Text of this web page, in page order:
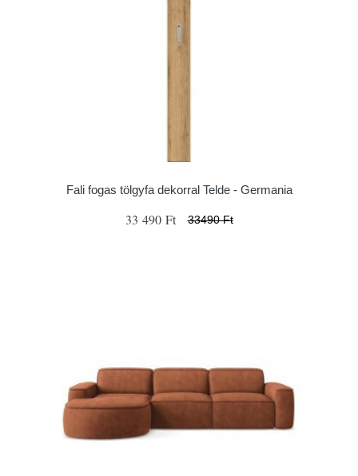
Fali fogas tölgyfa dekorral Telde - Germania
33 490 Ft 33490 Ft